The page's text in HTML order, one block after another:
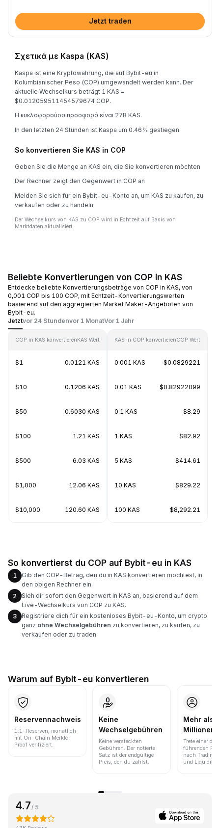
Jetzt traden
Σχετικά με Kaspa (KAS)
Kaspa ist eine Kryptowährung, die auf Bybit-eu in
Kolumbianischer Peso (COP) umgewandelt werden kann. Der
aktuelle Wechselkurs beträgt 1 KAS =
$0.012059511454579674 COP.
Η κυκλοφορούσα προσφορά είναι 27B KAS.
In den letzten 24 Stunden ist Kaspa um 0.46% gestiegen.
So konvertieren Sie KAS in COP
Geben Sie die Menge an KAS ein, die Sie konvertieren möchten
Der Rechner zeigt den Gegenwert in COP an
Melden Sie sich für ein Bybit-eu-Konto an, um KAS zu kaufen, zu
verkaufen oder zu handeln
Der Wechselkurs von KAS zu COP wird in Echtzeit auf Basis von
Marktdaten aktualisiert.
Beliebte Konvertierungen von COP in KAS
Entdecke beliebte Konvertierungsbeträge von COP in KAS, von
0,001 COP bis 100 COP, mit Echtzeit-Konvertierungswerten
basierend auf den aggregierten Market Maker-Angeboten von
Bybit-eu.
Jetztvor 24 Stundenvor 1 MonatVor 1 Jahr
COP in KAS konvertierenKAS Wert
$1 0.0121 KAS
$10 0.1206 KAS
$50 0.6030 KAS
$100 1.21 KAS
$500 6.03 KAS
$1,000 12.06 KAS
$10,000 120.60 KAS
KAS in COP konvertierenCOP Wert
0.001 KAS $0.0829221
0.01 KAS $0.82922099
0.1 KAS $8.29
1 KAS $82.92
5 KAS $414.61
10 KAS $829.22
100 KAS $8,292.21
So konvertierst du COP auf Bybit-eu in KAS
1
Gib den COP-Betrag, den du in KAS konvertieren möchtest, in
den obigen Rechner ein.
2
Sieh dir sofort den Gegenwert in KAS an, basierend auf dem
Live-Wechselkurs von COP zu KAS.
3
Registriere dich für ein kostenloses Bybit-eu-Konto, um crypto
ganz ohne Wechselgebühren zu konvertieren, zu kaufen, zu
verkaufen oder zu traden.
Warum auf Bybit-eu konvertieren
Reservennachweis
1:1-Reserven, monatlich
mit On-Chain Merkle-
Proof verifiziert.
Keine
Wechselgebühren
Keine versteckten
Gebühren. Der notierte
Satz ist der endgültige
Preis, den du zahlst.
Mehr als
Millionen
Trete einer der
führenden
nach Trading-
und Liquidität
4.7/ 5